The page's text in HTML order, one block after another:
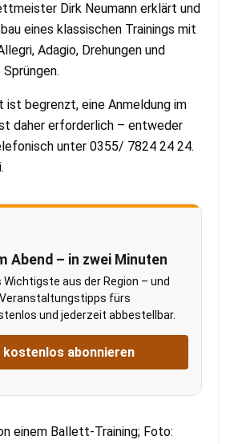
Dirk Neumann erklärt und
eines klassischen Trainings mit
Adagio, Drehungen und
ist begrenzt, eine Anmeldung im
daher erforderlich – entweder
unter 0355/ 7824 24 24.
Abend – in zwei Minuten
Wichtigste aus der Region – und
fürs
und jederzeit abbestellbar.
abonnieren
einem Ballett-Training; Foto: